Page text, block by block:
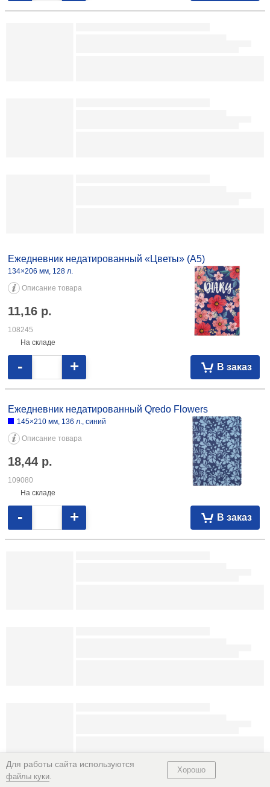
15,46р.
Ежедневник недатированный «С котиками и вином все становится
лучше» А5, 64 л., точки 4,09 081825
Ежедневник недатированный «Цветы» (А5)
134×206 мм, 128 л.
Описание товара
11,16р.
108245
На складе
В заказ
- +
Ежедневник недатированный Qredo Flowers
145×210 мм, 136 л., синий
Описание товара
18,44р.
Ежедневник недатированный Collezione А5 150×205 мм, 80 л.,
Для работы сайта используются
файлы куки
Хорошо